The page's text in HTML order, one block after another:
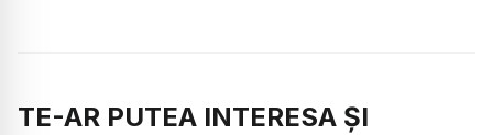
TE-AR PUTEA INTERESA ȘI